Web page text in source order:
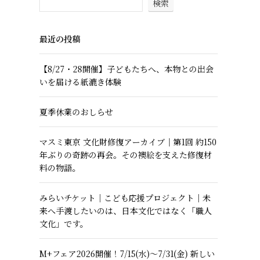
検索
最近の投稿
【8/27・28開催】子どもたちへ、本物との出会
いを届ける紙漉き体験
夏季休業のおしらせ
マスミ東京 文化財修復アーカイブ｜第1回 約150
年ぶりの奇跡の再会。その襖絵を支えた修復材
料の物語。
みらいチケット｜こども応援プロジェクト｜未
来へ手渡したいのは、日本文化ではなく「職人
文化」です。
M+フェア2026開催！7/15(水)～7/31(金) 新しい